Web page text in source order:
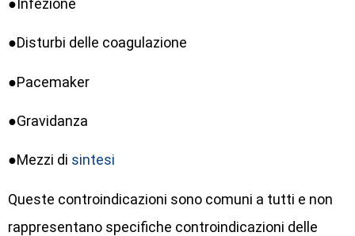
●Infezione
●Disturbi delle coagulazione
●Pacemaker
●Gravidanza
●Mezzi di sintesi
Queste controindicazioni sono comuni a tutti e non
rappresentano specifiche controindicazioni delle